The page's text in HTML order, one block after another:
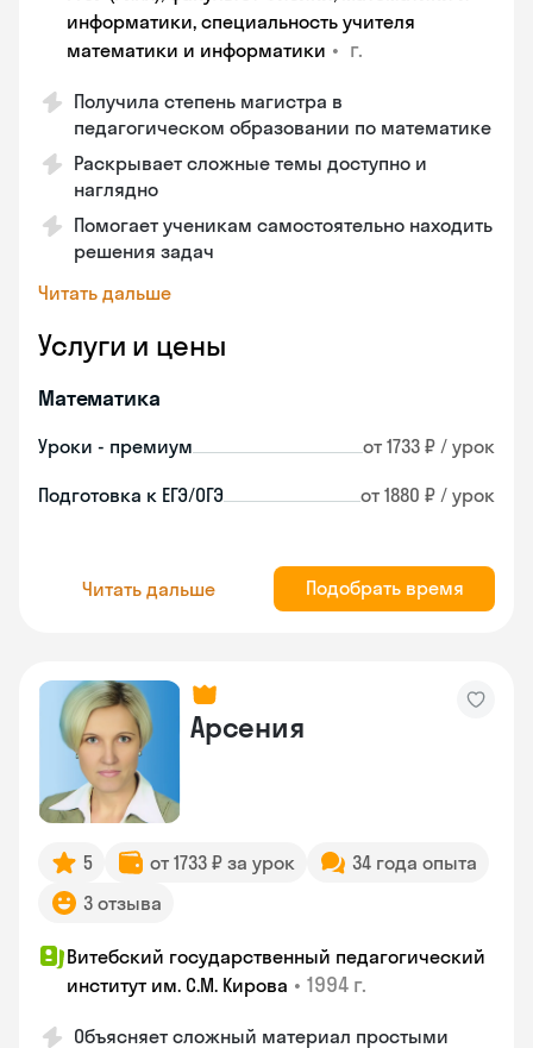
информатики, специальность учителя
математики и информатики • г.
Получила степень магистра в
педагогическом образовании по математике
Раскрывает сложные темы доступно и
наглядно
Помогает ученикам самостоятельно находить
решения задач
Читать дальше
Услуги и цены
Математика
Уроки - премиум от 1733 ₽ / урок
Подготовка к ЕГЭ/ОГЭ от 1880 ₽ / урок
Читать дальше Подобрать время
Арсения
5 от 1733 ₽ за урок
34 года опыта
3 отзыва
Витебский государственный педагогический
институт им. С.М. Кирова • 1994 г.
Объясняет сложный материал простыми